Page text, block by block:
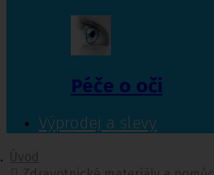
Péče o oči
Výprodej a slevy